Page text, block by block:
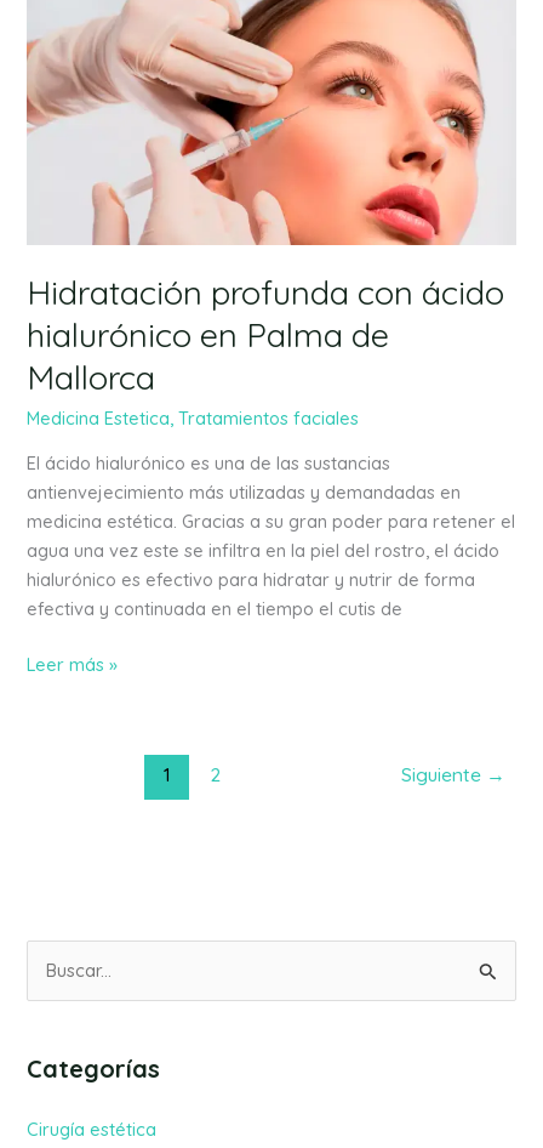
Hidratación profunda con ácido
hialurónico en Palma de
Mallorca
Medicina Estetica,Tratamientos faciales
El ácido hialurónico es una de las sustancias
antienvejecimiento más utilizadas y demandadas en
medicina estética. Gracias a su gran poder para retener el
agua una vez este se infiltra en la piel del rostro, el ácido
hialurónico es efectivo para hidratar y nutrir de forma
efectiva y continuada en el tiempo el cutis de
Hidratación
profunda
con
ácido
hialurónico
Mallorca
Leer más »
1 2 Siguiente →
c
Categorías
Cirugía estética